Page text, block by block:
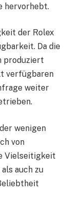
hervorhebt.
der Rolex
Da die
produziert
verfügbaren
weiter
wenigen
von
Vielseitigkeit
auch zu